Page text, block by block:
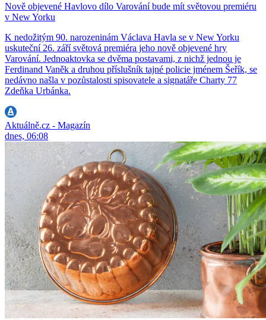
Nově objevené Havlovo dílo Varování bude mít světovou premiéru
v New Yorku
K nedožitým 90. narozeninám Václava Havla se v New Yorku
uskuteční 26. září světová premiéra jeho nově objevené hry
Varování. Jednoaktovka se dvěma postavami, z nichž jednou je
Ferdinand Vaněk a druhou příslušník tajné policie jménem Šeřík, se
nedávno našla v pozůstalosti spisovatele a signatáře Charty 77
Zdeňka Urbánka.
Aktuálně.cz - Magazín
dnes, 06:08